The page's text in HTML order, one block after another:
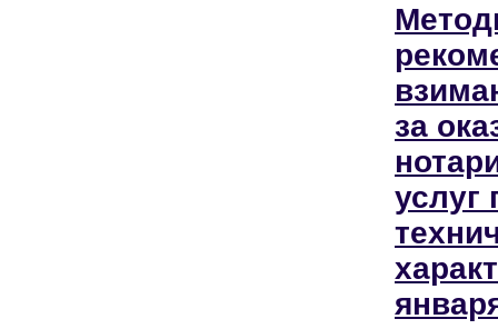
за
услуг